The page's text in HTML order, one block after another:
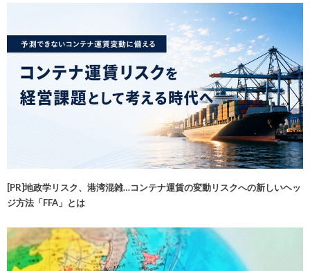
[PR]地政学リスク、港湾混雑…コンテナ運賃の変動リスクへの新しいヘッ
ジ方法「FFA」とは